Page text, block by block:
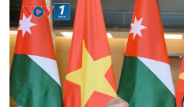
Tin Chính trị
Chính phủ với người dân
Quốc hội với cử tri
Xây dựng đảng
Đảng trong cuộc sống
Nhận diện sự thật